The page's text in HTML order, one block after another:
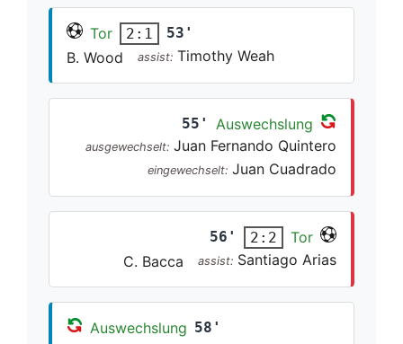
Tor 2:1 53'
B. Wood assist: Timothy Weah
55' Auswechslung
ausgewechselt: Juan Fernando Quintero
eingewechselt: Juan Cuadrado
56' 2:2
Tor
C. Bacca
assist: Santiago Arias
Auswechslung 58'